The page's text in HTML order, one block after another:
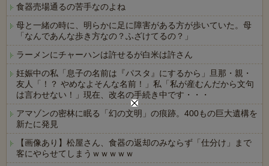
食器売場通るの苦手なのよね
母と一緒の時に、明らかに足に障害がある方が歩いていた。母
「なんであんな歩き方なの？ふざけてるの？」
ラーメンにチャーハンは許せるが白米は許さん
妊娠中の私「息子の名前は『パスタ』にするから」旦那・親・
友人「！？ やめなよそんな名前！」私「私が産むんだから文句
は言わせない！」現在、改名の手続き中です・・・
アマゾンの密林に眠る「幻の文明」の痕跡。400もの巨大遺構を
新たに発見
【画像あり】松屋さん、食器の返却のみならず「仕分け」まで
客にやらせてしまうｗｗｗｗｗ